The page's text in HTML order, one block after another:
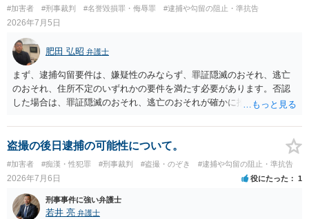
#加害者 #刑事裁判 #名誉毀損罪・侮辱罪 #逮捕や勾留の阻止・準抗告
2026年7月5日
肥田 弘昭 弁護士
まず、逮捕勾留要件は、嫌疑性のみならず、罪証隠滅のおそれ、逃亡
のおそれ、住所不定のいずれかの要件を満たす必要があります。否認
した場合は、罪証隠滅のおそれ、逃亡のおそれが確かに推認され易く
おそれや罪証隠滅のおそれがないことの証拠化をしておく必要がある
かと思います。また、SNSなども例えばのっとりにあって息子さんア
カウントからその女性に送られていないかどうかなど専門家に相談す
る等の防御活動が考えられます。ご参考にしてください。
盗撮の後日逮捕の可能性について。
#加害者 #痴漢・性犯罪 #刑事裁判 #盗撮・のぞき #逮捕や勾留の阻止・準抗告
2026年7月6日 役にたった 1
刑事事件に強い弁護士
若井 亮 弁護士